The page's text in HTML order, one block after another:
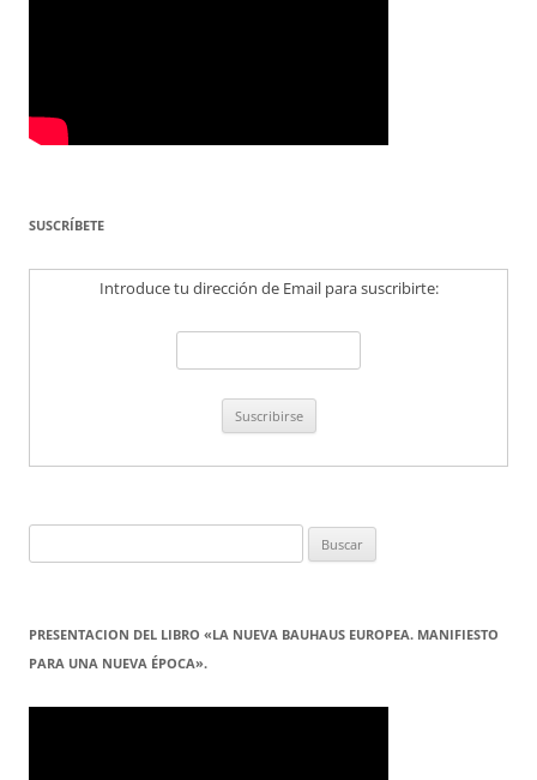
SUSCRÍBETE
Introduce tu dirección de Email para suscribirte:
PRESENTACION DEL LIBRO «LA NUEVA BAUHAUS EUROPEA. MANIFIESTO
PARA UNA NUEVA ÉPOCA».